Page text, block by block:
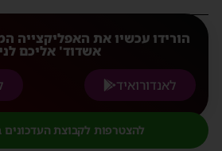
הורידו עכשיו את האפליקצייה
אשדוד' אליכם
לאנדורואיד
להצטרפות לקבוצת העדכונים